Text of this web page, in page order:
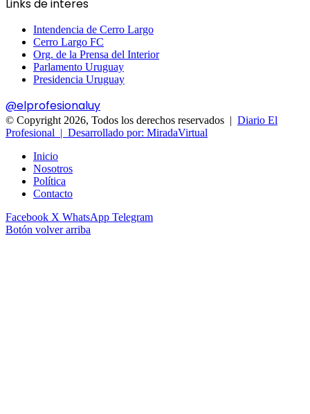
Links de interes
Intendencia de Cerro Largo
Cerro Largo FC
Org. de la Prensa del Interior
Parlamento Uruguay
Presidencia Uruguay
@elprofesionaluy
© Copyright 2026, Todos los derechos reservados | Diario El
Profesional | Desarrollado por: MiradaVirtual
Inicio
Nosotros
Política
Contacto
Facebook X WhatsApp Telegram
Botón volver arriba